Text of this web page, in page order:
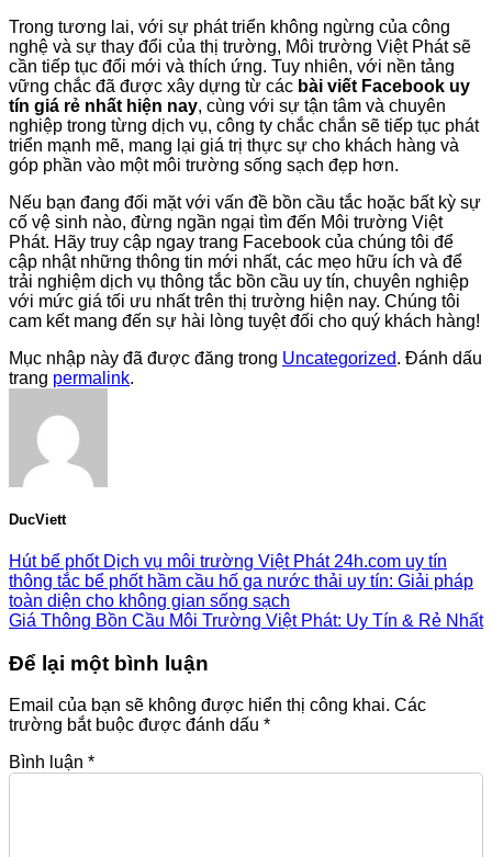
Trong tương lai, với sự phát triển không ngừng của công
nghệ và sự thay đổi của thị trường, Môi trường Việt Phát sẽ
cần tiếp tục đổi mới và thích ứng. Tuy nhiên, với nền tảng
vững chắc đã được xây dựng từ các bài viết Facebook uy
tín giá rẻ nhất hiện nay, cùng với sự tận tâm và chuyên
nghiệp trong từng dịch vụ, công ty chắc chắn sẽ tiếp tục phát
triển mạnh mẽ, mang lại giá trị thực sự cho khách hàng và
góp phần vào một môi trường sống sạch đẹp hơn.
Nếu bạn đang đối mặt với vấn đề bồn cầu tắc hoặc bất kỳ sự
cố vệ sinh nào, đừng ngần ngại tìm đến Môi trường Việt
Phát. Hãy truy cập ngay trang Facebook của chúng tôi để
cập nhật những thông tin mới nhất, các mẹo hữu ích và để
trải nghiệm dịch vụ thông tắc bồn cầu uy tín, chuyên nghiệp
với mức giá tối ưu nhất trên thị trường hiện nay. Chúng tôi
cam kết mang đến sự hài lòng tuyệt đối cho quý khách hàng!
Mục nhập này đã được đăng trong Uncategorized. Đánh dấu
trang permalink.
DucViett
Hút bể phốt Dịch vụ môi trường Việt Phát 24h.com uy tín
thông tắc bể phốt hầm cầu hố ga nước thải uy tín: Giải pháp
toàn diện cho không gian sống sạch
Giá Thông Bồn Cầu Môi Trường Việt Phát: Uy Tín & Rẻ Nhất
Để lại một bình luận
Email của bạn sẽ không được hiển thị công khai. Các
trường bắt buộc được đánh dấu *
Bình luận *